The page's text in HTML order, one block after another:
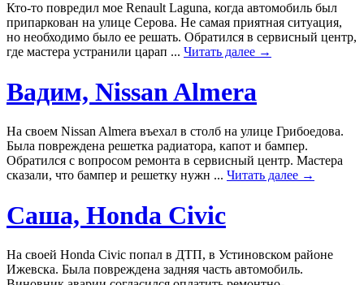
Кто-то повредил мое Renault Laguna, когда автомобиль был
припаркован на улице Серова. Не самая приятная ситуация,
но необходимо было ее решать. Обратился в сервисный центр,
где мастера устранили царап ... Читать далее →
Вадим, Nissan Almera
На своем Nissan Almera въехал в столб на улице Грибоедова.
Была повреждена решетка радиатора, капот и бампер.
Обратился с вопросом ремонта в сервисный центр. Мастера
сказали, что бампер и решетку нужн ... Читать далее →
Саша, Honda Civic
На своей Honda Civic попал в ДТП, в Устиновском районе
Ижевска. Была повреждена задняя часть автомобиль.